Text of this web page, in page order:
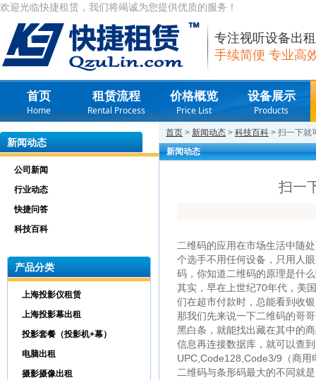
欢迎光临快捷租赁，我们将竭诚为您提供优质的服务！
专注视听设备出租
手续简便 专业高
首页
Home
租赁流程
Rental Process
价格概览
Price List
设备展示
Products
首页 > 新闻动态 > 科技百科 > 扫一下就
新闻动态
扫一
二维码的应用在市场生活中随
个选手不用任何设备，只用人
码，你知道二维码的原理是什
其实，早在上世纪70年代，美
们在超市付款时，总能看到收
那我们先来说一下二维码的哥
黑白条，就能找出藏在其中的
信息再连接数据库，就可以查
UPC,Code128,Code3/9（商
二维码与条形码最大的不同就
新闻动态
公司新闻
行业动态
快捷问答
科技百科
产品分类
上海投影仪租赁
上海投影幕出租
投影套餐（投影机+幕）
电脑出租
摄影摄像出租